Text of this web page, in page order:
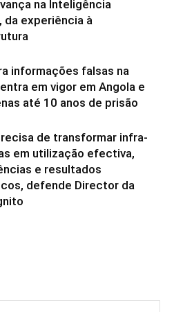
na Inteligência
da experiência à
informações falsas na
em vigor em Angola e
até 10 anos de prisão
de transformar infra-
em utilização efectiva,
e resultados
defende Director da